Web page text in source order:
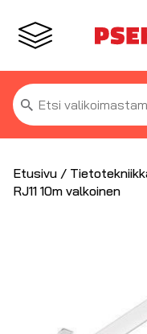
Etsi:
Etusivu /
RJ11 10m valkoinen